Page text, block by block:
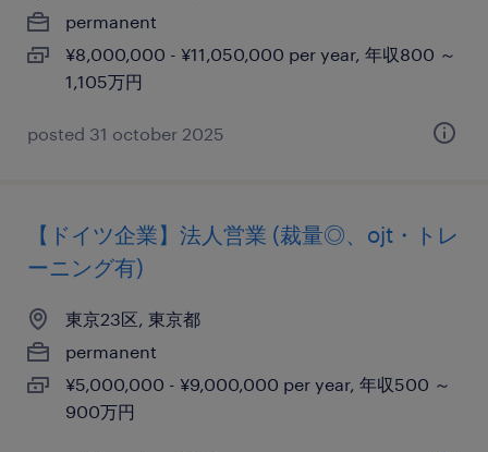
permanent
¥8,000,000 - ¥11,050,000 per year, 年収800 ～
1,105万円
posted 31 october 2025
【ドイツ企業】法人営業 (裁量◎、ojt・トレ
ーニング有)
東京23区, 東京都
permanent
¥5,000,000 - ¥9,000,000 per year, 年収500 ～
900万円